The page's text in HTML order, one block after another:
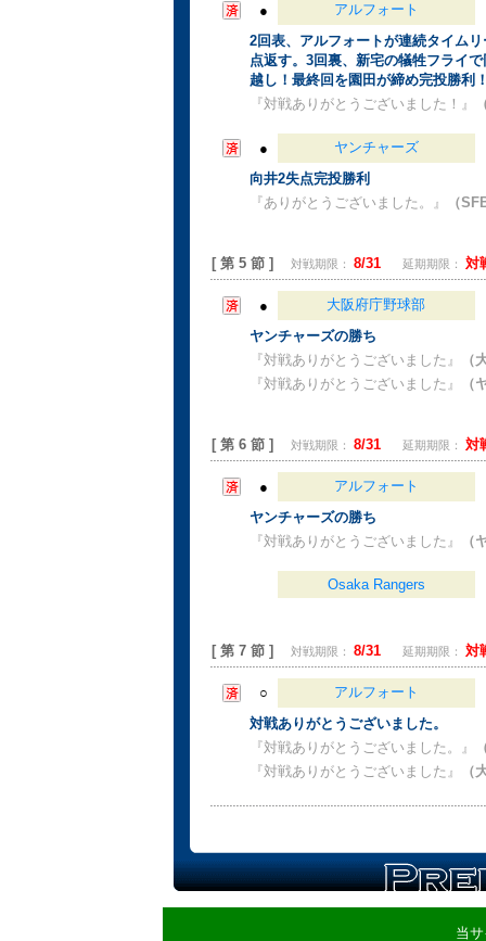
●
アルフォート
2回表、アルフォートが連続タイム
点返す。3回裏、新宅の犠牲フライ
越し！最終回を園田が締め完投勝利
『対戦ありがとうございました！』
●
ヤンチャーズ
向井2失点完投勝利
『ありがとうございました。』
（
[ 第 5 節 ] 対戦期限： 8/31 延期期限： 対
●
大阪府庁野球部
ヤンチャーズの勝ち
『対戦ありがとうございました』
（
『対戦ありがとうございました』
（
[ 第 6 節 ] 対戦期限： 8/31 延期期限： 対
●
アルフォート
ヤンチャーズの勝ち
『対戦ありがとうございました』
（
Osaka Rangers
[ 第 7 節 ] 対戦期限： 8/31 延期期限： 対
○
アルフォート
対戦ありがとうございました。
『対戦ありがとうございました。』
『対戦ありがとうございました』
（
当